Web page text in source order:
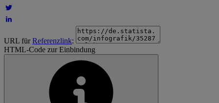
URL fürReferenzlink:
HTML-Code zur Einbindung